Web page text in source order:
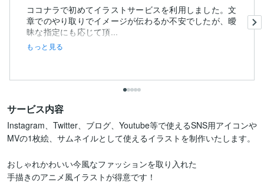
ココナラで初めてイラストサービスを利用しました。文
章でのやり取りでイメージが伝わるか不安でしたが、曖
昧な指定にも応じて頂...
もっと見る
サービス内容
Instagram、Twitter、ブログ、Youtube等で使えるSNS用アイコンや
MVの1枚絵、サムネイルとして使えるイラストを制作いたします。
おしゃれかわいい今風なファッションを取り入れた
手描きのアニメ風イラストが得意です！